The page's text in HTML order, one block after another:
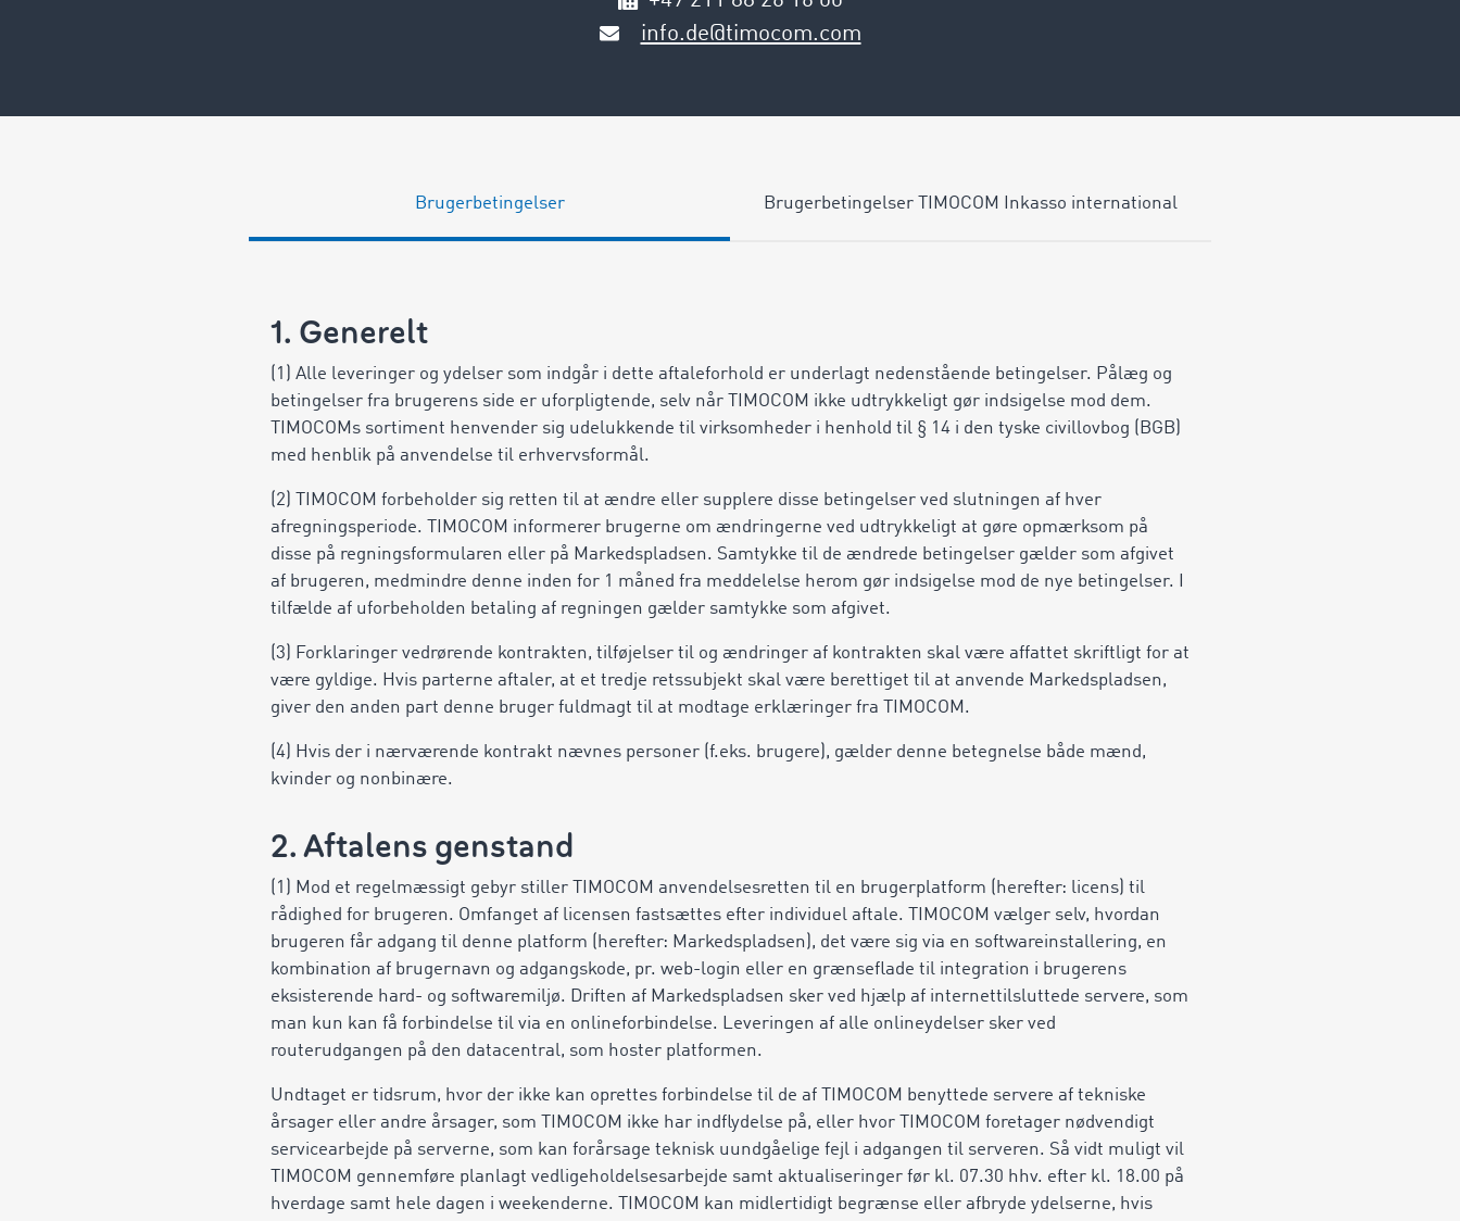
info.de@timocom.com
Brugerbetingelser Brugerbetingelser TIMOCOM Inkasso international
1. Generelt
(1) Alle leveringer og ydelser som indgår i dette aftaleforhold er underlagt nedenstående betingelser. Pålæg og
betingelser fra brugerens side er uforpligtende, selv når TIMOCOM ikke udtrykkeligt gør indsigelse mod dem.
TIMOCOMs sortiment henvender sig udelukkende til virksomheder i henhold til § 14 i den tyske civillovbog (BGB)
med henblik på anvendelse til erhvervsformål.
(2) TIMOCOM forbeholder sig retten til at ændre eller supplere disse betingelser ved slutningen af hver
afregningsperiode. TIMOCOM informerer brugerne om ændringerne ved udtrykkeligt at gøre opmærksom på
disse på regningsformularen eller på Markedspladsen. Samtykke til de ændrede betingelser gælder som afgivet
af brugeren, medmindre denne inden for 1 måned fra meddelelse herom gør indsigelse mod de nye betingelser. I
tilfælde af uforbeholden betaling af regningen gælder samtykke som afgivet.
(3) Forklaringer vedrørende kontrakten, tilføjelser til og ændringer af kontrakten skal være affattet skriftligt for at
være gyldige. Hvis parterne aftaler, at et tredje retssubjekt skal være berettiget til at anvende Markedspladsen,
giver den anden part denne bruger fuldmagt til at modtage erklæringer fra TIMOCOM.
(4) Hvis der i nærværende kontrakt nævnes personer (f.eks. brugere), gælder denne betegnelse både mænd,
kvinder og nonbinære.
2. Aftalens genstand
(1) Mod et regelmæssigt gebyr stiller TIMOCOM anvendelsesretten til en brugerplatform (herefter: licens) til
rådighed for brugeren. Omfanget af licensen fastsættes efter individuel aftale. TIMOCOM vælger selv, hvordan
brugeren får adgang til denne platform (herefter: Markedspladsen), det være sig via en softwareinstallering, en
kombination af brugernavn og adgangskode, pr. web-login eller en grænseflade til integration i brugerens
eksisterende hard- og softwaremiljø. Driften af Markedspladsen sker ved hjælp af internettilsluttede servere, som
man kun kan få forbindelse til via en onlineforbindelse. Leveringen af alle onlineydelser sker ved
routerudgangen på den datacentral, som hoster platformen.
Undtaget er tidsrum, hvor der ikke kan oprettes forbindelse til de af TIMOCOM benyttede servere af tekniske
årsager eller andre årsager, som TIMOCOM ikke har indflydelse på, eller hvor TIMOCOM foretager nødvendigt
servicearbejde på serverne, som kan forårsage teknisk uundgåelige fejl i adgangen til serveren. Så vidt muligt vil
TIMOCOM gennemføre planlagt vedligeholdelsesarbejde samt aktualiseringer før kl. 07.30 hhv. efter kl. 18.00 på
hverdage samt hele dagen i weekenderne. TIMOCOM kan midlertidigt begrænse eller afbryde ydelserne, hvis